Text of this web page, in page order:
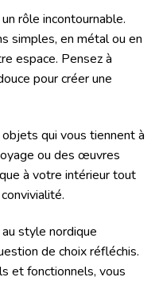
rôle incontournable.
simples, en métal ou en
espace. Pensez à
pour créer une
qui vous tiennent à
ou des œuvres
à votre intérieur tout
style nordique
de choix réfléchis.
et fonctionnels, vous